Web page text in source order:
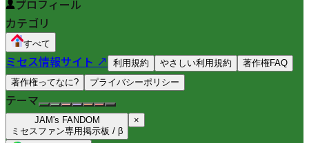
プロフィール
カテゴリ
すべて
ミセス情報サイト ↗ 利用規約 やさしい利用規約
著作権FAQ
著作権ってなに?
プライバシーポリシー
テーマ
JAM's FANDOM
ミセスファン専用掲示板 / β
×